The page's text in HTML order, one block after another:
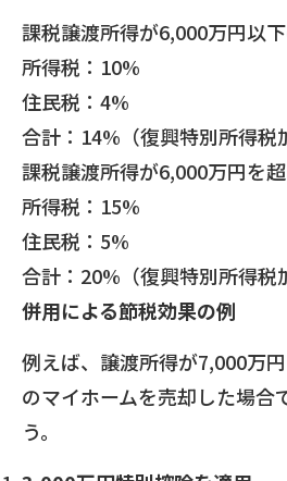
課税譲渡所得が6,000万円以
所得税：10%
住民税：4%
合計：14%（復興特別所得税
課税譲渡所得が6,000万円を
所得税：15%
住民税：5%
合計：20%（復興特別所得税
併用による節税効果の例
例えば、譲渡所得が7,000万
のマイホームを売却した場合
う。